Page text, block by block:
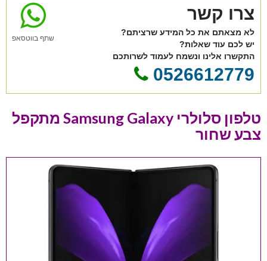
שתף בווטסאפ
צרו קשר
לא מצאתם את כל המידע שרציתם?
יש לכם עוד שאלות?
התקשרו אלינו ונשמח לעמוד לשרותכם
0526612779
טלפון סלולרי Samsung Galaxy מתקפל
צבע שחור